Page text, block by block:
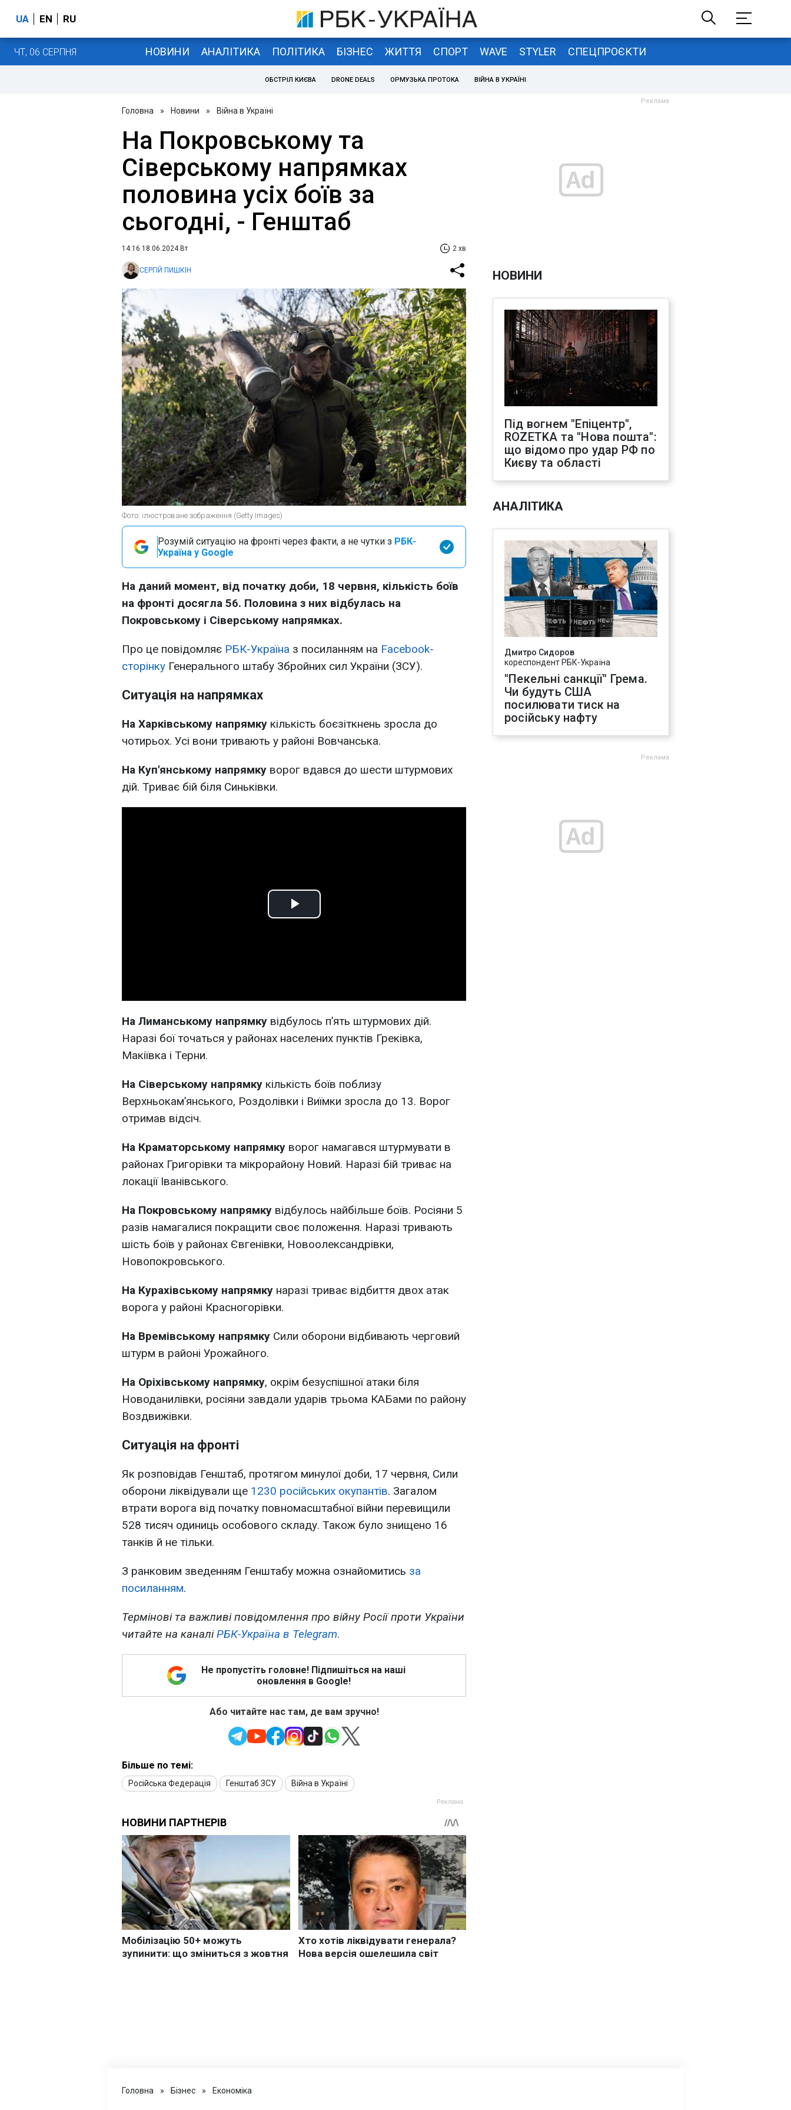
UA EN RU
ЧТ, 06 СЕРПНЯ НОВИНИ АНАЛІТИКА ПОЛІТИКА БІЗНЕС ЖИТТЯ СПОРТ WAVE STYLER СПЕЦПРОЄКТИ
ОБСТРІЛ КИЄВА DRONE DEALS ОРМУЗЬКА ПРОТОКА ВІЙНА В УКРАЇНІ
Головна » Новини » Війна в Україні
На Покровському та
Сіверському напрямках
половина усіх боїв за
сьогодні, - Генштаб
14:16 18.06.2024 Вт 2 хв
СЕРГІЙ ПИШКІН
Фото: ілюстроване зображення (Getty Images)
Розумій ситуацію на фронті через факти, а не чутки з РБК-
Україна у Google
На даний момент, від початку доби, 18 червня, кількість боїв
на фронті досягла 56. Половина з них відбулась на
Покровському і Сіверському напрямках.
Про це повідомляє РБК-Україна з посиланням на Facebook-
сторінку Генерального штабу Збройних сил України (ЗСУ).
Ситуація на напрямках
На Харківському напрямку кількість боєзіткнень зросла до
чотирьох. Усі вони тривають у районі Вовчанська.
На Куп'янському напрямку ворог вдався до шести штурмових
дій. Триває бій біля Синьківки.
Play
На Лиманському напрямку відбулось п’ять штурмових дій.
Наразі бої точаться у районах населених пунктів Греківка,
Макіївка і Терни.
На Сіверському напрямку кількість боїв поблизу
Верхньокам’янського, Роздолівки і Виїмки зросла до 13. Ворог
отримав відсіч.
На Краматорському напрямку ворог намагався штурмувати в
районах Григорівки та мікрорайону Новий. Наразі бій триває на
локації Іванівського.
На Покровському напрямку відбулось найбільше боїв. Росіяни 5
разів намагалися покращити своє положення. Наразі тривають
шість боїв у районах Євгенівки, Новоолександрівки,
Новопокровського.
На Курахівському напрямку наразі триває відбиття двох атак
ворога у районі Красногорівки.
На Времівському напрямку Сили оборони відбивають черговий
штурм в районі Урожайного.
На Оріхівському напрямку, окрім безуспішної атаки біля
Новоданилівки, росіяни завдали ударів трьома КАБами по району
Воздвижівки.
Ситуація на фронті
Як розповідав Генштаб, протягом минулої доби, 17 червня, Сили
оборони ліквідували ще 1230 російських окупантів. Загалом
втрати ворога від початку повномасштабної війни перевищили
528 тисяч одиниць особового складу. Також було знищено 16
танків й не тільки.
З ранковим зведенням Генштабу можна ознайомитись за
посиланням.
Термінові та важливі повідомлення про війну Росії проти України
читайте на каналіРБК-Україна в Telegram.
Не пропустіть головне! Підпишіться на наші
оновлення в Google!
Або читайте нас там, де вам зручно!
Більше по темі:
Російська Федерація Генштаб ЗСУ Війна в Україні
НОВИНИ
Під вогнем "Епіцентр",
ROZETKA та "Нова пошта":
що відомо про удар РФ по
Києву та області
АНАЛІТИКА
Дмитро Сидоров
кореспондент РБК-Україна
"Пекельні санкції" Грема.
Чи будуть США
посилювати тиск на
російську нафту
Головна » Бізнес » Економіка